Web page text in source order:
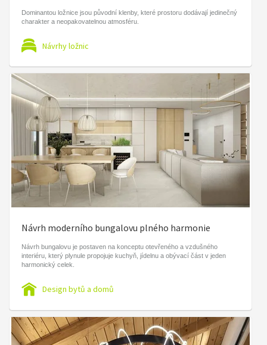
Dominantou ložnice jsou původní klenby, které prostoru dodávají jedinečný
charakter a neopakovatelnou atmosféru.
Návrhy ložnic
Návrh moderního bungalovu plného harmonie
Návrh bungalovu je postaven na konceptu otevřeného a vzdušného
interiéru, který plynule propojuje kuchyň, jídelnu a obývací část v jeden
harmonický celek.
Design bytů a domů